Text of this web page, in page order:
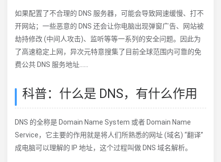
如果配置了不合理的 DNS 服务器，可能会导致网速缓慢、打不
开网站；一些恶意的 DNS 还会让你电脑出现弹窗广告、网站被
劫持修改 (中间人攻击)、监听等等一系列的安全问题。因此为
了高速稳定上网，异次元特意搜集了目前全球范围内可靠的免
费公共 DNS 服务地址……
科普：什么是 DNS，有什么作用
DNS 的全称是 Domain Name System 或者 Domain Name
Service，它主要的作用就是将人们所熟悉的网址 (域名) “翻译”
成电脑可以理解的 IP 地址，这个过程叫做 DNS 域名解析。